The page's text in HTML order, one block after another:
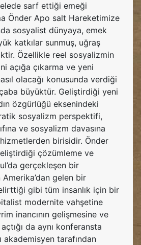
sarf ettiği emeği
Önder Apo salt Hareketimize
sosyalist dünyaya, emek
katkılar sunmuş, uğraş
Özellikle reel sosyalizmin
açığa çıkarma ve yeni
olacağı konusunda verdiği
büyüktür. Geliştirdiği yeni
özgürlüğü eksenindeki
sosyalizm perspektifi,
ve sosyalizm davasına
birisidir. Önder
çözümleme ve
gerçekleşen bir
gelen bir
gibi tüm insanlık için bir
modernite vahşetine
inancının gelişmesine ve
da aynı konferansta
akademisyen tarafından